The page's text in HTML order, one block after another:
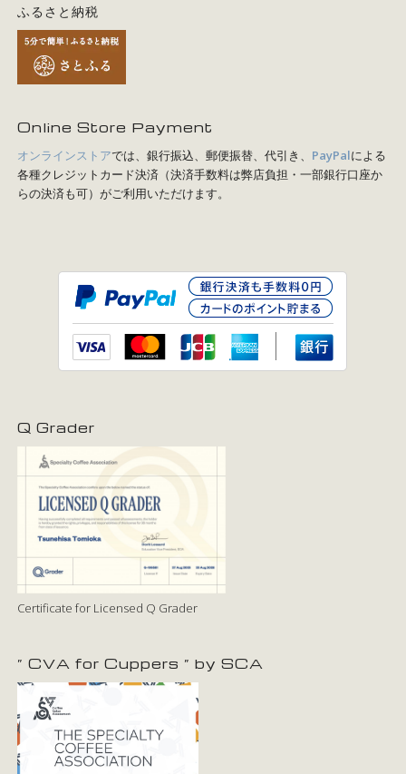
ふるさと納税
Online Store Payment
オンラインストアでは、銀行振込、郵便振替、代引き、 PayPalによる
各種クレジットカード決済（決済手数料は弊店負担・一部銀行口座か
らの決済も可）がご利用いただけます。
Q Grader
Certificate for Licensed Q Grader
” CVA for Cuppers ” by SCA